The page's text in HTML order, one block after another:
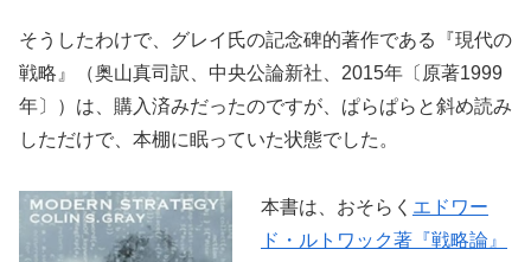
そうしたわけで、グレイ氏の記念碑的著作である『現代の
戦略』（奥山真司訳、中央公論新社、2015年〔原著1999
年〕）は、購入済みだったのですが、ぱらぱらと斜め読み
しただけで、本棚に眠っていた状態でした。
本書は、おそらく エドワー
ド・ルトワック著『戦略論』